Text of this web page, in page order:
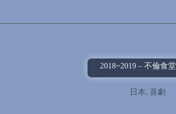
2018~2019 – 不倫食堂
日本,喜劇